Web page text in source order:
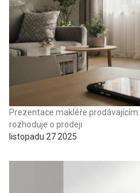
Prezentace makléře
rozhoduje o prodeji
listopadu 27 2025